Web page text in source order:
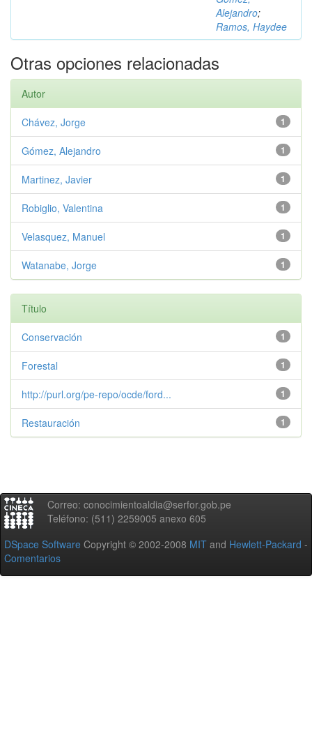
Alejandro;
Ramos, Haydee
Otras opciones relacionadas
Autor
1
Chávez, Jorge
1
Gómez, Alejandro
1
Martinez, Javier
1
Robiglio, Valentina
1
Velasquez, Manuel
1
Watanabe, Jorge
Título
1
Conservación
1
Forestal
1
http://purl.org/pe-repo/ocde/ford...
1
Restauración
Correo: conocimientoaldia@serfor.gob.pe
Teléfono: (511) 2259005 anexo 605
DSpace Software Copyright © 2002-2008 MIT and Hewlett-Packard -
Comentarios